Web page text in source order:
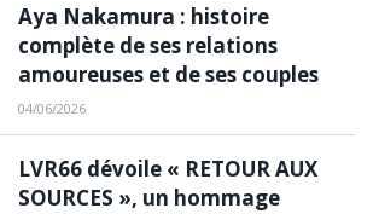
Aya Nakamura : histoire
complète de ses relations
amoureuses et de ses couples
04/06/2026
LVR66 dévoile « RETOUR AUX
SOURCES », un hommage